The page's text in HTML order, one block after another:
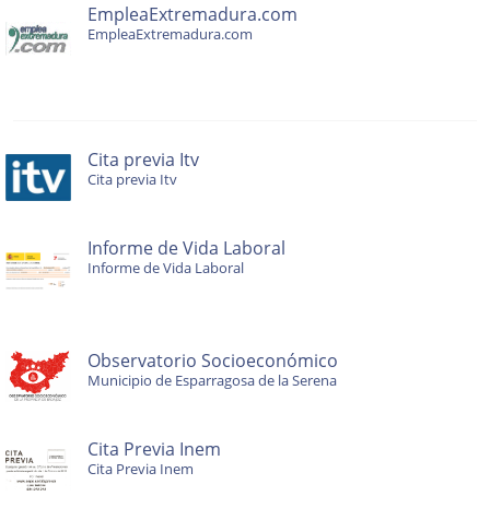
EmpleaExtremadura.com
EmpleaExtremadura.com
Cita previa Itv
Cita previa Itv
Informe de Vida Laboral
Informe de Vida Laboral
Observatorio Socioeconómico
Municipio de Esparragosa de la Serena
Cita Previa Inem
Cita Previa Inem